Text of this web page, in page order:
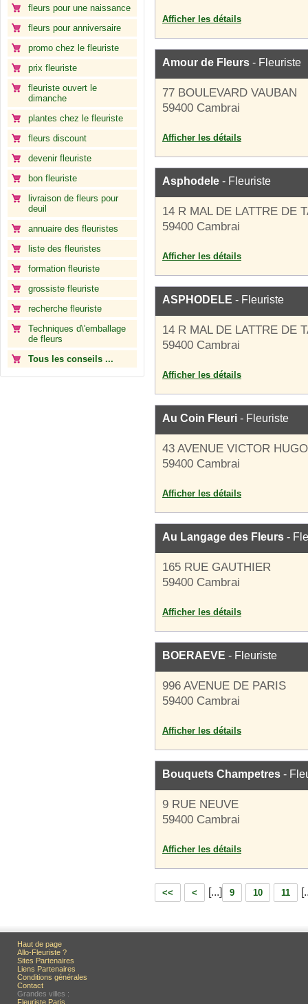
fleurs pour une naissance
fleurs pour anniversaire
promo chez le fleuriste
prix fleuriste
fleuriste ouvert le
dimanche
plantes chez le fleuriste
fleurs discount
devenir fleuriste
bon fleuriste
livraison de fleurs pour
deuil
annuaire des fleuristes
liste des fleuristes
formation fleuriste
grossiste fleuriste
recherche fleuriste
Techniques d\'emballage
de fleurs
Tous les conseils ...
Afficher les détails
Amour de Fleurs - Fleuriste
77 BOULEVARD VAUBAN
59400 Cambrai
Afficher les détails
Asphodele - Fleuriste
14 R MAL DE LATTRE DE
59400 Cambrai
Afficher les détails
ASPHODELE - Fleuriste
14 R MAL DE LATTRE DE
59400 Cambrai
Afficher les détails
Au Coin Fleuri - Fleuriste
43 AVENUE VICTOR HUGO
59400 Cambrai
Afficher les détails
Au Langage des Fleurs -
165 RUE GAUTHIER
59400 Cambrai
Afficher les détails
BOERAEVE - Fleuriste
996 AVENUE DE PARIS
59400 Cambrai
Afficher les détails
Bouquets Champetres -
9 RUE NEUVE
59400 Cambrai
Afficher les détails
<< < [...] 9 10 11
Haut de page
Allo-Fleuriste ?
Sites Partenaires
Liens Partenaires
Conditions générales
Contact
Grandes villes :
Fleuriste Paris